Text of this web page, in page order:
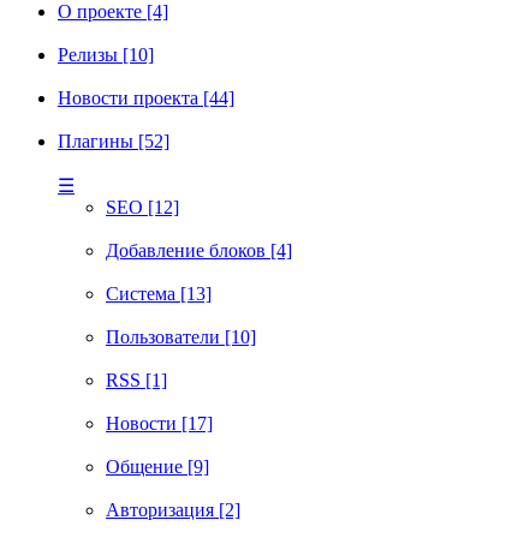
О проекте [4]
Релизы [10]
Новости проекта [44]
Плагины [52]
☰
SEO [12]
Добавление блоков [4]
Система [13]
Пользователи [10]
RSS [1]
Новости [17]
Общение [9]
Авторизация [2]